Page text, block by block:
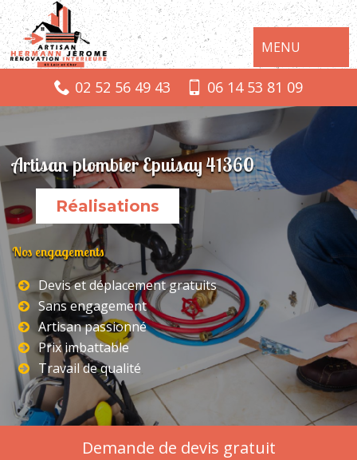
MENU
02 52 56 49 43 06 14 53 81 09
Artisan plombier Epuisay 41360
Réalisations
Nos engagements
Devis et déplacement gratuits
Sans engagement
Artisan passionné
Prix imbattable
Travail de qualité
Demande de devis gratuit